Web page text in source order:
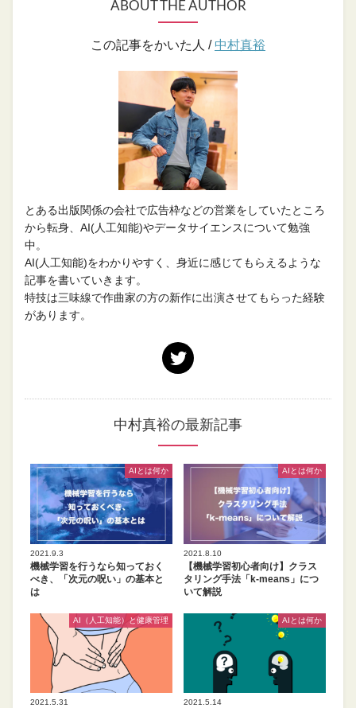
ABOUT THE AUTHOR
この記事をかいた人 / 中村真裕
とある出版関係の会社で広告枠などの営業をしていたところ
から転身、AI(人工知能)やデータサイエンスについて勉強
中。
AI(人工知能)をわかりやすく、身近に感じてもらえるような
記事を書いていきます。
特技は三味線で作曲家の方の新作に出演させてもらった経験
があります。
中村真裕の最新記事
AIとは何か
2021.9.3
機械学習を行うなら知っておく
べき、「次元の呪い」の基本と
は
AIとは何か
2021.8.10
【機械学習初心者向け】クラス
タリング手法「k-means」につ
いて解説
AI（人工知能）と健康管理
2021.5.31
AIとは何か
2021.5.14